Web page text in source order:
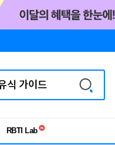
독서유형검사